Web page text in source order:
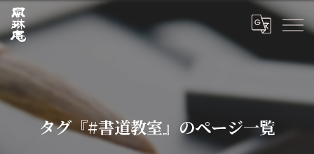
タグ『#書道教室』のページ一覧